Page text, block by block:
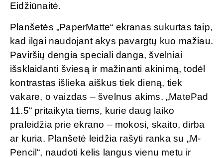
Eidžiūnaitė.
Planšetės „PaperMatte“ ekranas sukurtas taip,
kad ilgai naudojant akys pavargtų kuo mažiau.
Paviršių dengia speciali danga, švelniai
išsklaidanti šviesą ir mažinanti akinimą, todėl
kontrastas išlieka aiškus tiek dieną, tiek
vakare, o vaizdas – švelnus akims. „MatePad
11.5“ pritaikyta tiems, kurie daug laiko
praleidžia prie ekrano – mokosi, skaito, dirba
ar kuria. Planšetė leidžia rašyti ranka su „M-
Pencil“, naudoti kelis langus vienu metu ir